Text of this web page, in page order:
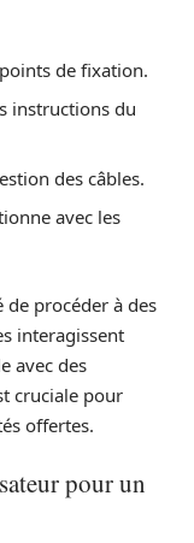
de fixation.
instructions du
des câbles.
avec les
de procéder à des
interagissent
avec des
cruciale pour
offertes.
pour un